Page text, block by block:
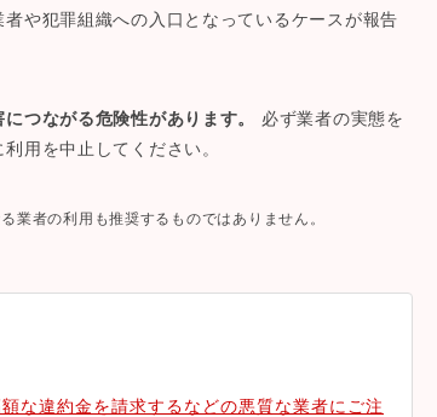
や犯罪組織への入口となっているケースが報告
つながる危険性があります。
必ず業者の実態を
用を中止してください。
者の利用も推奨するものではありません。
な違約金を請求するなどの悪質な業者にご注